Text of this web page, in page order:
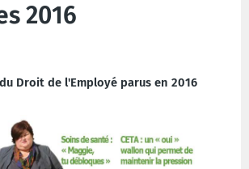
2016
Droit de l'Employé parus en 2016